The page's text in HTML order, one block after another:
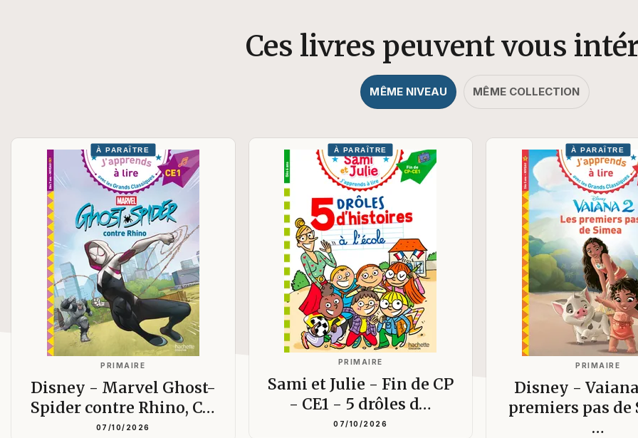
Ces livres peuvent vous
MÊME NIVEAU MÊME COLLECTION
À PARAÎTRE
PRIMAIRE
Disney - Marvel Ghost-
Spider contre Rhino, C…
07/10/2026
À PARAÎTRE
PRIMAIRE
Sami et Julie - Fin de CP
- CE1 - 5 drôles d…
07/10/2026
À PARAÎTRE
PRIMAIRE
Disney -
premiers pas de
…